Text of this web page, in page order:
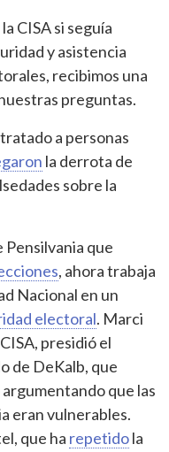
CISA si seguía
y asistencia
recibimos una
preguntas.
a personas
la derrota de
sobre la
que
, ahora trabaja
Nacional en un
electoral. Marci
presidió el
de DeKalb, que
que las
eran vulnerables.
que ha repetidola